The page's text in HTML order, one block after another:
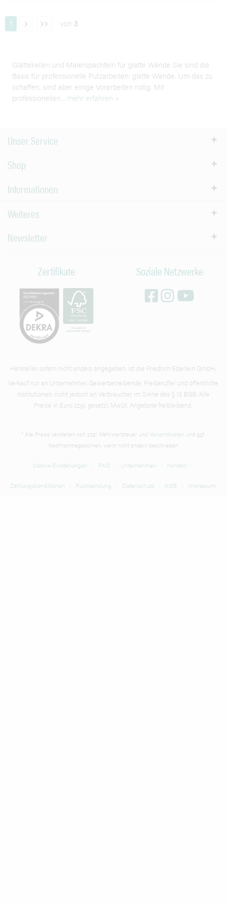
1 von 3
Glättekellen und Malerspachteln für glatte Wände Sie sind die
Basis für professionelle Putzarbeiten: glatte Wände. Um das zu
schaffen, sind aber einige Vorarbeiten nötig. Mit
professionellen... mehr erfahren »
Unser Service
Shop
Informationen
Weiteres
Newsletter
Zertifikate Soziale Netzwerke
Hersteller, sofern nicht anders angegeben, ist die Friedrich Eberlein GmbH.
Verkauf nur an Unternehmer, Gewerbetreibende, Freiberufler und öffentliche
Institutionen, nicht jedoch an Verbraucher im Sinne des § 13 BGB. Alle
Preise in Euro zzgl. gesetzl. MwSt. Angebote freibleibend.
* Alle Preise verstehen sich zzgl. Mehrwertsteuer und Versandkosten und ggf.
Nachnahmegebühren, wenn nicht anders beschrieben
Cookie-Einstellungen FAQ Unternehmen Kontakt
Zahlungskonditionen Rücksendung Datenschutz AGB Impressum